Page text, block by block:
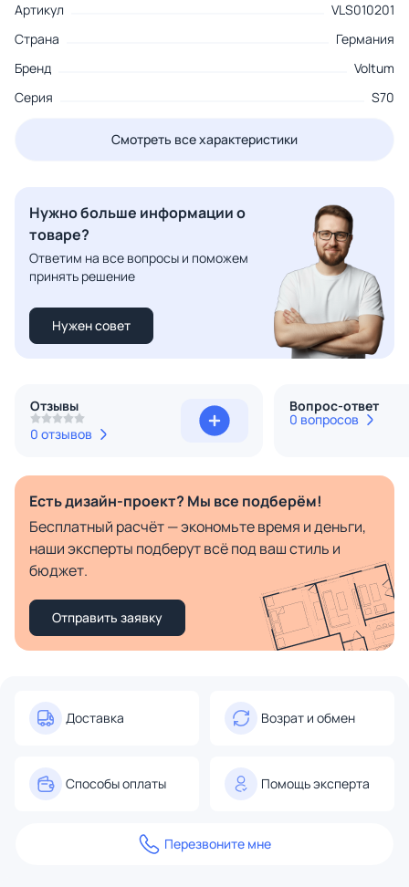
Артикул
VLS010201
Страна
Германия
Бренд
Voltum
Серия
S70
Смотреть все характеристики
Нужно больше информации о
товаре?
Ответим на все вопросы и поможем
принять решение
Нужен совет
Отзывы
0 отзывов
Вопрос-ответ
0 вопросов
Есть дизайн-проект? Мы все подберём!
Бесплатный расчёт — экономьте время и деньги,
наши эксперты подберут всё под ваш стиль и
бюджет.
Отправить заявку
Доставка Возрат и обмен
Способы оплаты Помощь эксперта
Перезвоните мне